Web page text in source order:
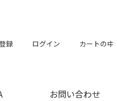
録 ログイン カートの中
お問い合わせ